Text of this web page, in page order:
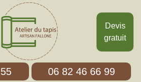
Devis
gratuit
06 82 46 66 99